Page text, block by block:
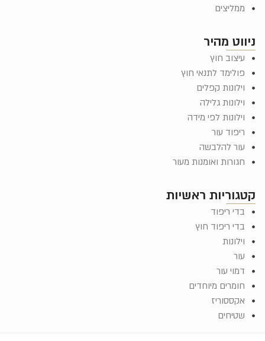
קטגוריות ראשיות
בדי ריפוד
בדי ריפוד חוץ
וילונות
עור
דמוי עור
חומרים מיוחדים
אקססוריז
שטיחים
ניווט מהיר
עיצוב חוץ
פולימד לתנאי חוץ
וילונות קפלים
וילונות גלילה
וילונות לפי מידה
ריפוד עור
עור להלבשה
חגורות ואומנות מעור
ממליצים